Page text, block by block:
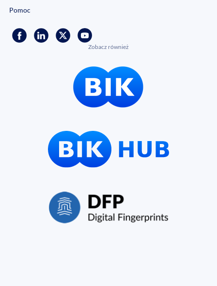
Pomoc
Zobacz również